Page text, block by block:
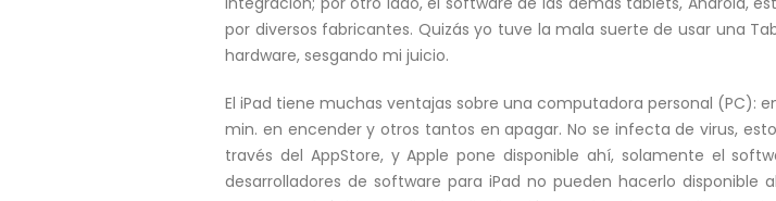
por diversos fabricantes. Quizás yo tuve la mala suerte de usar una
hardware, sesgando mi juicio.
El iPad tiene muchas ventajas sobre una computadora personal (PC):
min. en encender y otros tantos en apagar. No se infecta de virus,
través del AppStore, y Apple pone disponible ahí, solamente el
desarrolladores de software para iPad no pueden hacerlo